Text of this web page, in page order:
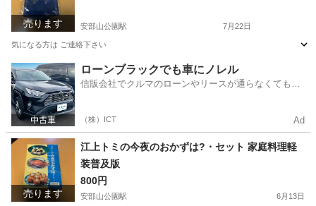
売ります 安部山公園駅 7月22日
気になる方は ご連絡下さい
福岡 北九州市 安部山公園駅 小物 EDWIN
ローンブラックでも車にノレル
信販会社でクルマのローンやリースが通らなくてもク
（株）ICT Ad
売ります
江上トミの今夜のおかずは?・セット 家庭料理軽
装普及版
800円
安部山公園駅 6月13日